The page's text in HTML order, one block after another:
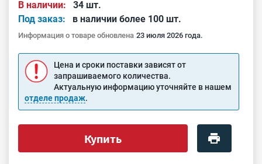
В наличии:
34 шт.
Под заказ:
в наличии более 100 шт.
Информация о товаре обновлена 23 июля 2026 года.
Цена и сроки поставки зависят от
запрашиваемого количества.
Актуальную информацию уточняйте в нашем
отделе продаж.
Купить